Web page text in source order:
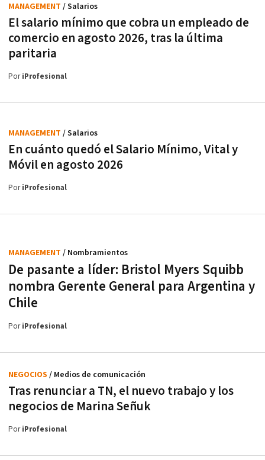
El salario mínimo que cobra un empleado de
comercio en agosto 2026, tras la última
paritaria
MANAGEMENT / Salarios
PoriProfesional
En cuánto quedó el Salario Mínimo, Vital y
Móvil en agosto 2026
MANAGEMENT / Salarios
PoriProfesional
De pasante a líder: Bristol Myers Squibb
nombra Gerente General para Argentina y
Chile
MANAGEMENT / Nombramientos
PoriProfesional
Tras renunciar a TN, el nuevo trabajo y los
negocios de Marina Señuk
NEGOCIOS / Medios de comunicación
PoriProfesional